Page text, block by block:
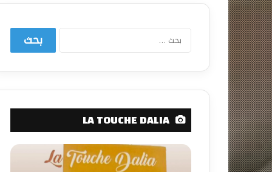
البحث
LA TOUCHE DALIA